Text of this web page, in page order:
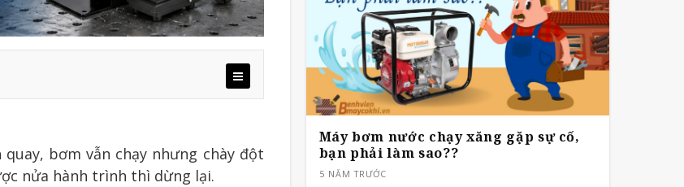
bơm vẫn chạy nhưng chày đột
nửa hành trình thì dừng lại.
Máy bơm nước chạy xăng gặp sự cố,
bạn phải làm sao??